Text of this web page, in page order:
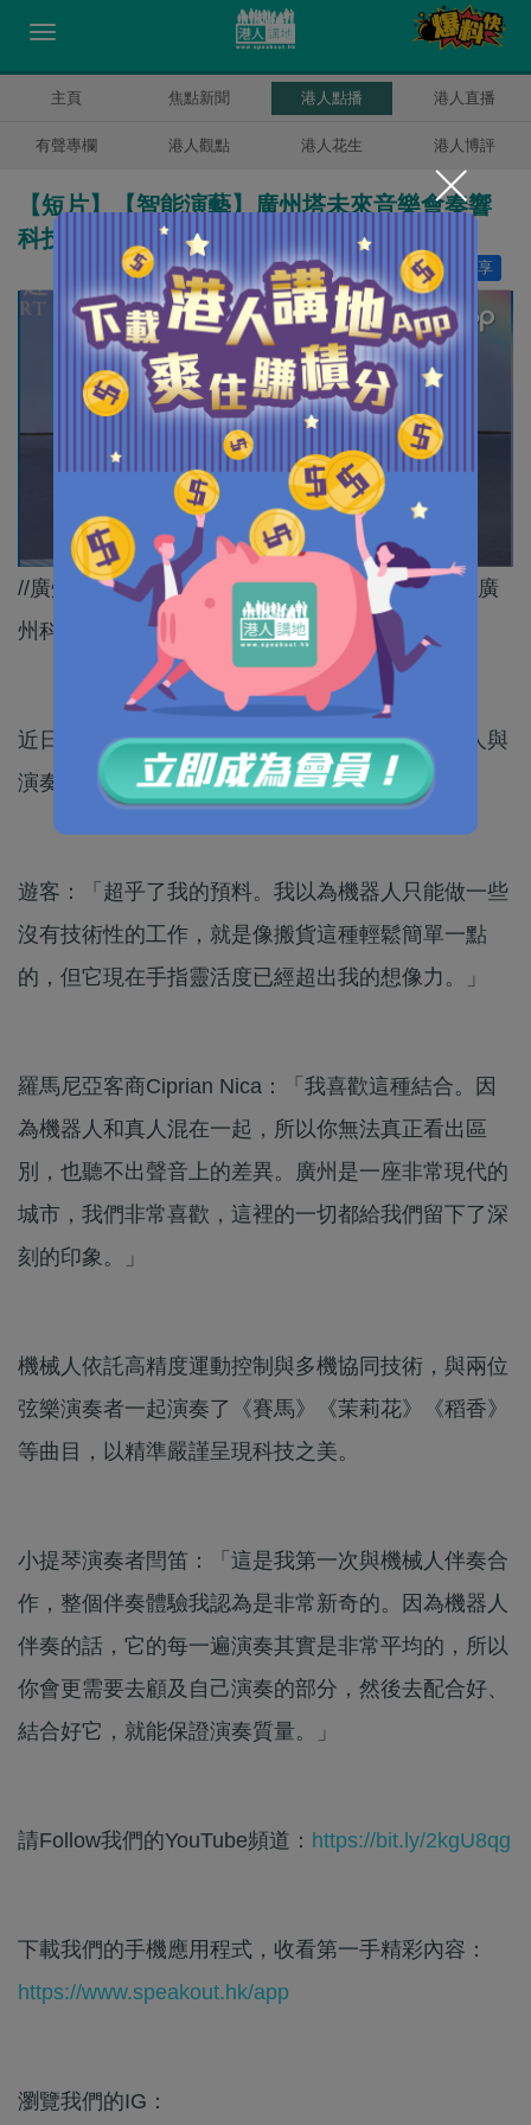
主頁 焦點新聞 港人點播 港人直播
有聲專欄 港人觀點 港人花生 港人博評
【短片】【智能演藝】廣州塔未來音樂會奏響
科技新樂章
分享
讚好 4
//廣州塔以常態化、高質量的文化科技演藝，展現廣
州科技文旅融合的創新風采。//
近日，在廣州塔舉行的未來音樂會上，智能機械人與
演奏者合奏，吸引了不少市民遊客前來欣賞。
遊客：「超乎了我的預料。我以為機器人只能做一些
沒有技術性的工作，就是像搬貨這種輕鬆簡單一點
的，但它現在手指靈活度已經超出我的想像力。」
羅馬尼亞客商Ciprian Nica：「我喜歡這種結合。因
為機器人和真人混在一起，所以你無法真正看出區
別，也聽不出聲音上的差異。廣州是一座非常現代的
城市，我們非常喜歡，這裡的一切都給我們留下了深
刻的印象。」
機械人依託高精度運動控制與多機協同技術，與兩位
弦樂演奏者一起演奏了《賽馬》《茉莉花》《稻香》
等曲目，以精準嚴謹呈現科技之美。
小提琴演奏者閆笛：「這是我第一次與機械人伴奏合
作，整個伴奏體驗我認為是非常新奇的。因為機器人
伴奏的話，它的每一遍演奏其實是非常平均的，所以
你會更需要去顧及自己演奏的部分，然後去配合好、
結合好它，就能保證演奏質量。」
請Follow我們的YouTube頻道： https://bit.ly/2kgU8qg
下載我們的手機應用程式，收看第一手精彩內容：
https://www.speakout.hk/app
瀏覽我們的IG：